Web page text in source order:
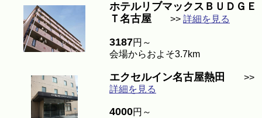
ホテルリブマックスＢＵＤＧＥ
Ｔ名古屋 >> 詳細を見る
3187円～
会場からおよそ3.7km
エクセルイン名古屋熱田
>>
詳細を見る
4000円～